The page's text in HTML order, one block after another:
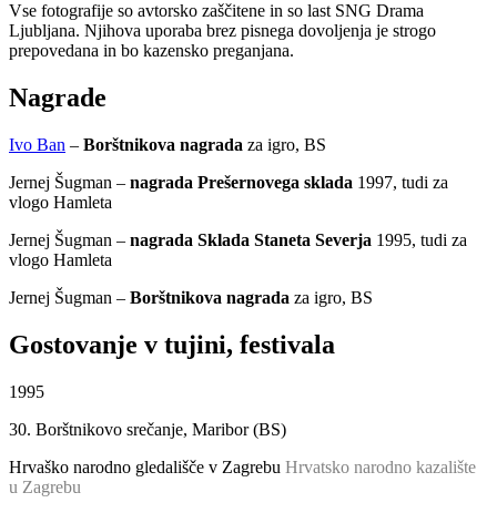
Vse fotografije so avtorsko zaščitene in so last SNG Drama
Ljubljana. Njihova uporaba brez pisnega dovoljenja je strogo
prepovedana in bo kazensko preganjana.
Nagrade
Ivo Ban – Borštnikova nagrada za igro, BS
Jernej Šugman – nagrada Prešernovega sklada 1997, tudi za
vlogo Hamleta
Jernej Šugman – nagrada Sklada Staneta Severja 1995, tudi za
vlogo Hamleta
Jernej Šugman – Borštnikova nagrada za igro, BS
Gostovanje v tujini, festivala
1995
30. Borštnikovo srečanje, Maribor (BS)
Hrvaško narodno gledališče v Zagrebu Hrvatsko narodno kazalište
u Zagrebu